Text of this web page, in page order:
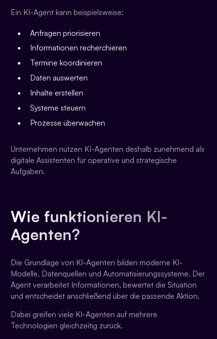
Ein KI-Agent kann beispielsweise:
Anfragen priorisieren
Informationen recherchieren
Termine koordinieren
Daten auswerten
Inhalte erstellen
Systeme steuern
Prozesse überwachen
Unternehmen nutzen KI-Agenten deshalb zunehmend als
digitale Assistenten für operative und strategische
Aufgaben.
Wie funktionieren KI-
Agenten?
Die Grundlage von KI-Agenten bilden moderne KI-
Modelle, Datenquellen und Automatisierungssysteme. Der
Agent verarbeitet Informationen, bewertet die Situation
und entscheidet anschließend über die passende Aktion.
Dabei greifen viele KI-Agenten auf mehrere
Technologien gleichzeitig zurück.